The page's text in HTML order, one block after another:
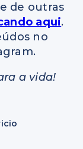
de outras
aqui.
no
a vida!